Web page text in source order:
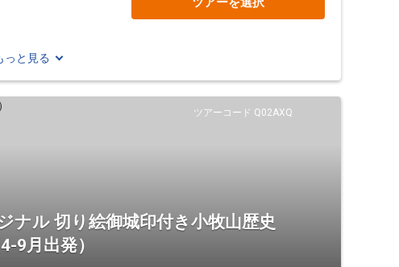
っと見る
ツアーコード Q02AXQ
ナル 切り絵御城印付き小牧山歴史
9月出発）